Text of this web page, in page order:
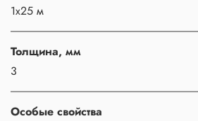
1х25 м
Толщина, мм
3
Особые свойства